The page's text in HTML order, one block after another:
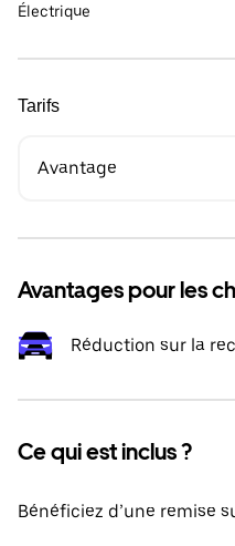
Électrique
Tarifs
Avantage
Avantages pour les
Réduction sur la
Ce qui est inclus ?
Bénéficiez d’une remise